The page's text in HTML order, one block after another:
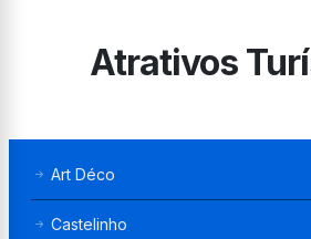
Atrativos
Art Déco
Castelinho